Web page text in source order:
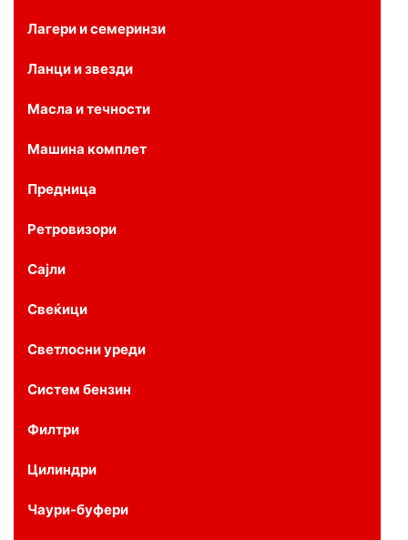
Лагери и семеринзи
Ланци и звезди
Масла и течности
Машина комплет
Предница
Ретровизори
Сајли
Свеќици
Светлосни уреди
Систем бензин
Филтри
Цилиндри
Чаури-буфери